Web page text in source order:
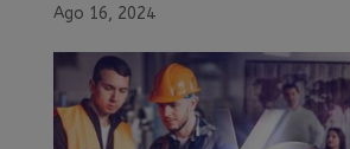
Ago 16, 2024